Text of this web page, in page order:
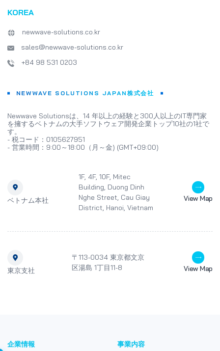
KOREA
newwave-solutions.co.kr
sales@newwave-solutions.co.kr
+84 98 531 0203
NEWWAVE SOLUTIONS JAPAN株式会社
Newwave Solutionsは、14 年以上の経験と300人以上のIT専門家
を擁するベトナムの大手ソフトウェア開発企業トップ10社の1社で
す。
- 税コード：0105627951
- 営業時間：9:00～18:00（月～金) (GMT+09:00)
ベトナム本社
1F, 4F, 10F, Mitec
Building, Duong Dinh
Nghe Street, Cau Giay
District, Hanoi, Vietnam
View Map
東京支社
〒113-0034 東京都文京
区湯島 1丁目11-8
View Map
企業情報 事業内容